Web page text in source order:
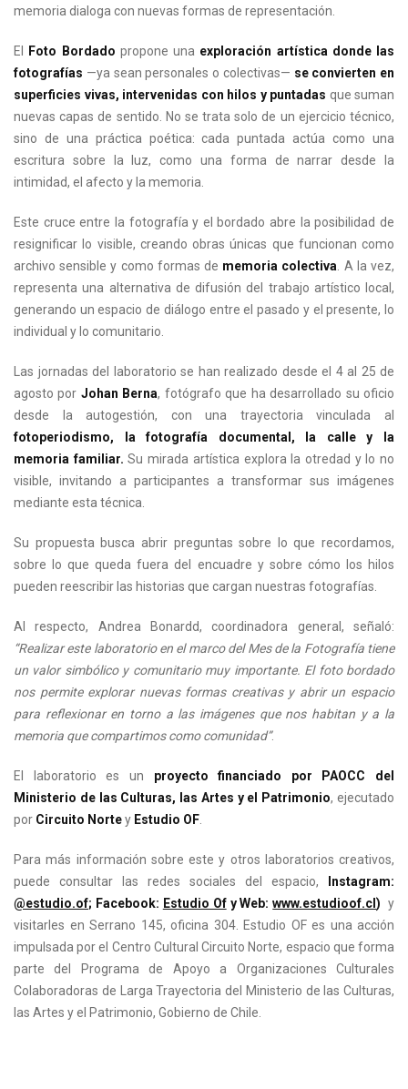
memoria dialoga con nuevas formas de representación.
El Foto Bordado propone una exploración artística donde las
fotografías —ya sean personales o colectivas— se convierten en
superficies vivas, intervenidas con hilos y puntadas que suman
nuevas capas de sentido. No se trata solo de un ejercicio técnico,
sino de una práctica poética: cada puntada actúa como una
escritura sobre la luz, como una forma de narrar desde la
intimidad, el afecto y la memoria.
Este cruce entre la fotografía y el bordado abre la posibilidad de
resignificar lo visible, creando obras únicas que funcionan como
archivo sensible y como formas de memoria colectiva . A la vez,
representa una alternativa de difusión del trabajo artístico local,
generando un espacio de diálogo entre el pasado y el presente, lo
individual y lo comunitario.
Las jornadas del laboratorio se han realizado desde el 4 al 25 de
agosto por Johan Berna, fotógrafo que ha desarrollado su oficio
desde la autogestión, con una trayectoria vinculada al
fotoperiodismo, la fotografía documental, la calle y la
memoria familiar. Su mirada artística explora la otredad y lo no
visible, invitando a participantes a transformar sus imágenes
mediante esta técnica.
Su propuesta busca abrir preguntas sobre lo que recordamos,
sobre lo que queda fuera del encuadre y sobre cómo los hilos
pueden reescribir las historias que cargan nuestras fotografías.
Al respecto, Andrea Bonardd, coordinadora general, señaló:
“Realizar este laboratorio en el marco del Mes de la Fotografía tiene
un valor simbólico y comunitario muy importante. El foto bordado
nos permite explorar nuevas formas creativas y abrir un espacio
para reflexionar en torno a las imágenes que nos habitan y a la
memoria que compartimos como comunidad”.
El laboratorio es un proyecto financiado por PAOCC del
Ministerio de las Culturas, las Artes y el Patrimonio, ejecutado
por Circuito Nortey Estudio OF
Para más información sobre este y otros laboratorios creativos,
puede consultar las redes sociales del espacio, Instagram:
@estudio.of; Facebook: Estudio Ofy Web:www.estudioof.cl) y
visitarles en Serrano 145, oficina 304. Estudio OF es una acción
impulsada por el Centro Cultural Circuito Norte, espacio que forma
parte del Programa de Apoyo a Organizaciones Culturales
Colaboradoras de Larga Trayectoria del Ministerio de las Culturas,
las Artes y el Patrimonio, Gobierno de Chile.